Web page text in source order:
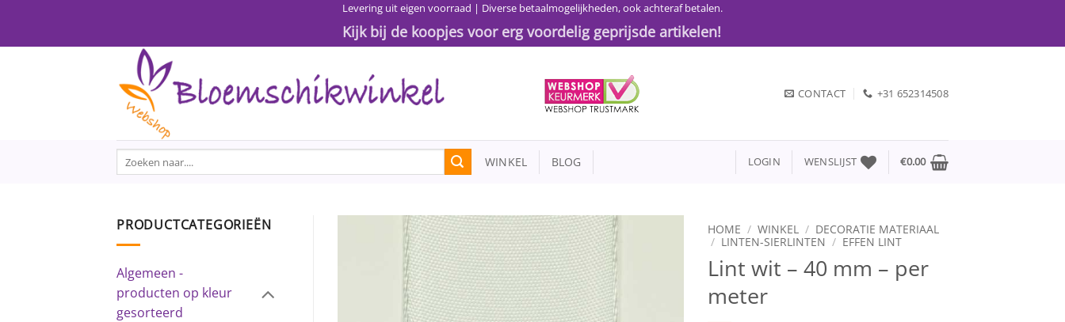
inhoud
Levering uit eigen voorraad | Diverse betaalmogelijkheden, ook achteraf betalen.
Kijk bij de koopjes voor erg voordelig geprijsde artikelen!
CONTACT +31 652314508
Zoeken
naar:
WINKEL BLOG LOGIN WENSLIJST €0.00
PRODUCTCATEGORIEËN
Algemeen -
producten op kleur
gesorteerd
Toevoegen
HOME / WINKEL / DECORATIE MATERIAAL
/ LINTEN-SIERLINTEN / EFFEN LINT
Lint wit – 40 mm – per
meter